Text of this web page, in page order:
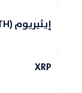
إيثيريوم (ETH)
XRP